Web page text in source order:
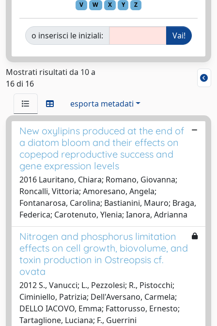
V
W X Y Z
o inserisci le iniziali:
Mostrati risultati da 10 a
16 di 16
esporta metadati
New oxylipins produced at the end of
a diatom bloom and their effects on
copepod reproductive success and
gene expression levels
2016 Lauritano, Chiara; Romano, Giovanna;
Roncalli, Vittoria; Amoresano, Angela;
Fontanarosa, Carolina; Bastianini, Mauro; Braga,
Federica; Carotenuto, Ylenia; Ianora, Adrianna
Nitrogen and phosphorus limitation
effects on cell growth, biovolume, and
toxin production in Ostreopsis cf.
ovata
2012 S., Vanucci; L., Pezzolesi; R., Pistocchi;
Ciminiello, Patrizia; Dell'Aversano, Carmela;
DELLO IACOVO, Emma; Fattorusso, Ernesto;
Tartaglione, Luciana; F., Guerrini